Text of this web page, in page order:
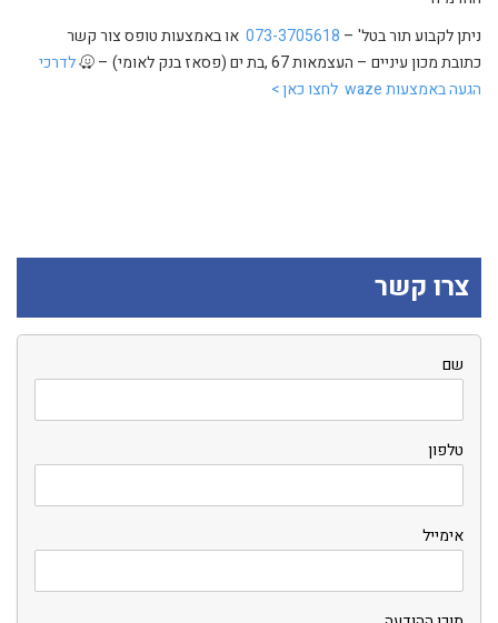
ניתן לקבוע תור בטל' – 073-3705618 או באמצעות טופס צור קשר
כתובת מכון עיניים – העצמאות 67 ,בת ים (פסאז בנק לאומי) –
לדרכי
הגעה באמצעות waze לחצו כאן >
צרו קשר
שם
טלפון
אימייל